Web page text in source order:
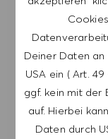
Deiner Daten
USA ein ( Art. 49
ggf. kein mit der
auf. Hierbei
Daten durch
akzeptiere,
gemäß der
werden.
E-Mail-